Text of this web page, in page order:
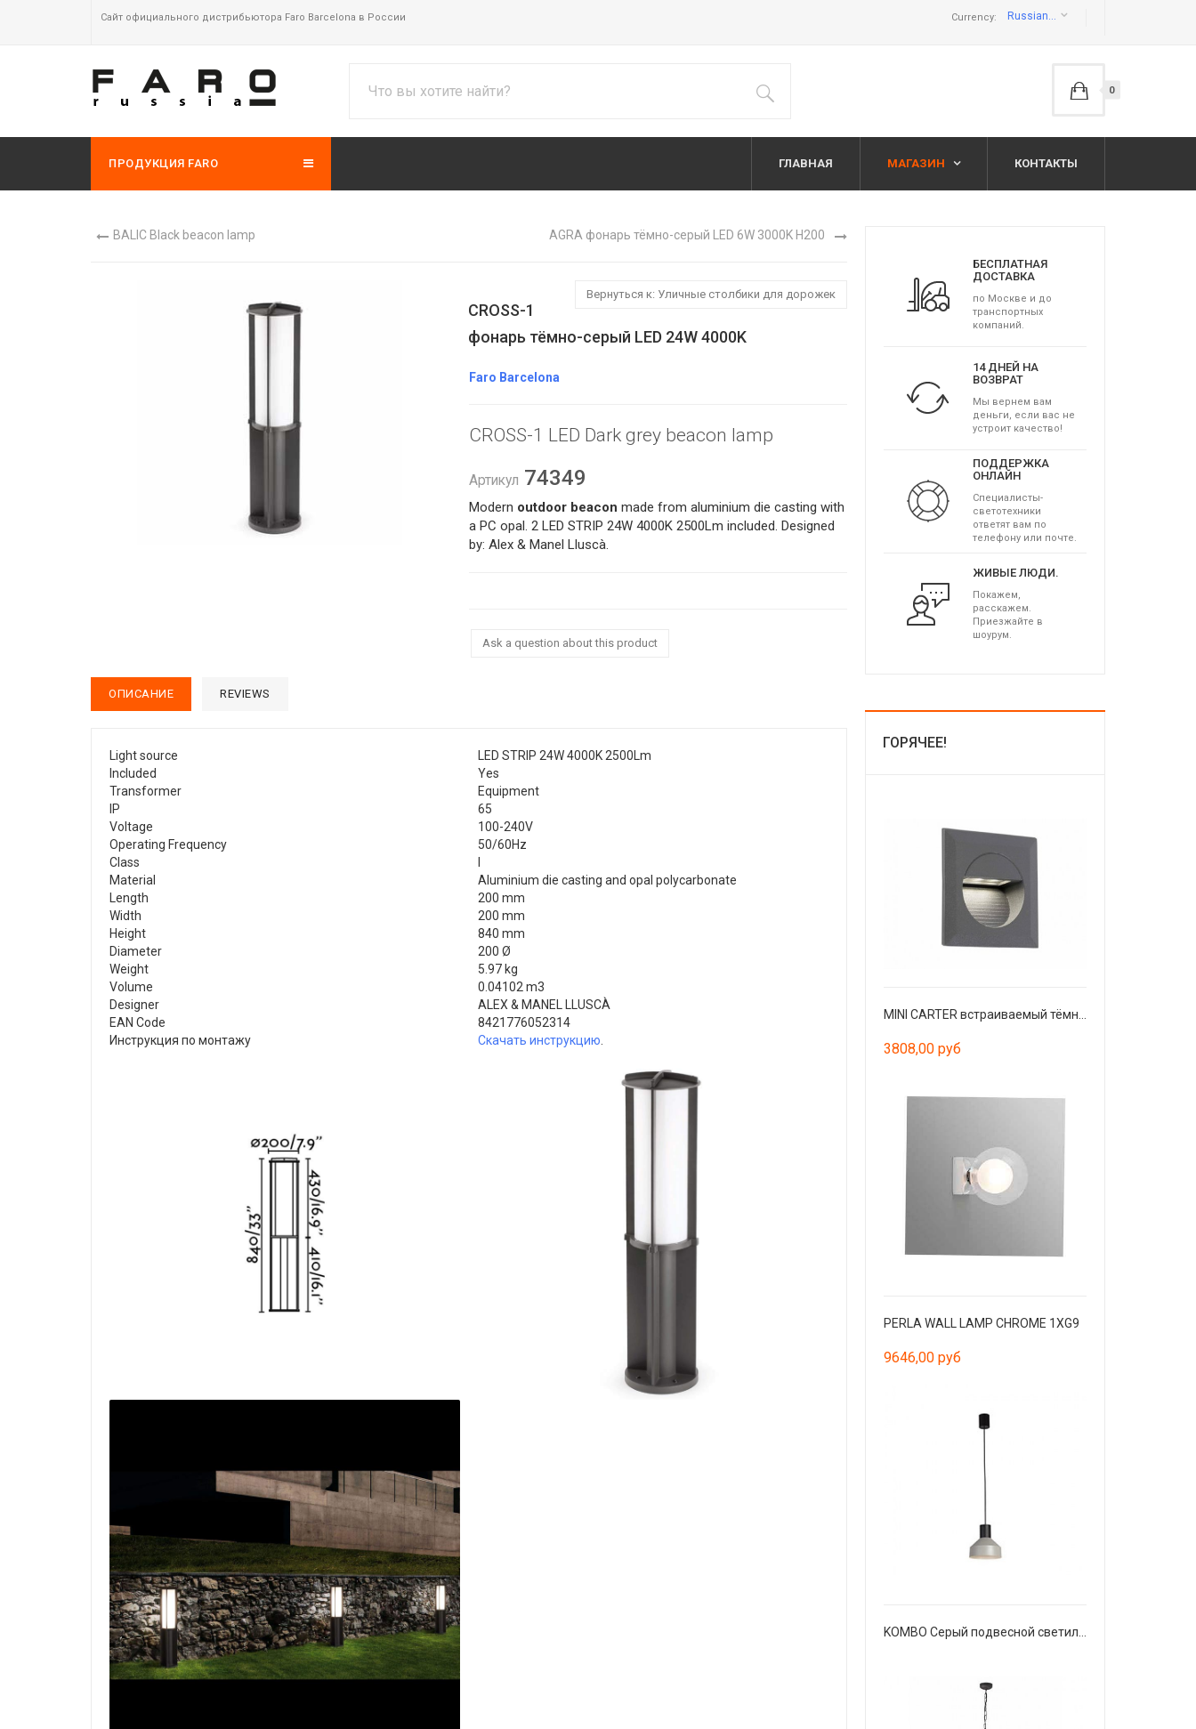
Сайт официального дистрибьютора Faro Barcelona в России Currency: Russian ruble руб
0
ПРОДУКЦИЯ FARO ГЛАВНАЯ МАГАЗИН КОНТАКТЫ
BALIC Black beacon lamp AGRA фонарь тёмно-серый LED 6W 3000K H200
Вернуться к: Уличные столбики для дорожек
CROSS-1
фонарь тёмно-серый LED 24W 4000K
Faro Barcelona
CROSS-1 LED Dark grey beacon lamp
Артикул 74349
Modern outdoor beacon made from aluminium die casting with
a PC opal. 2 LED STRIP 24W 4000K 2500Lm included. Designed
by: Alex & Manel Lluscà.
Ask a question about this product
ОПИСАНИЕ REVIEWS
Light source
LED STRIP 24W 4000K 2500Lm
Included
Yes
Transformer
Equipment
IP
65
Voltage
100-240V
Operating Frequency
50/60Hz
Class
I
Material
Aluminium die casting and opal polycarbonate
Length
200 mm
Width
200 mm
Height
840 mm
Diameter
200 Ø
Weight
5.97 kg
Volume
0.04102 m3
Designer
ALEX & MANEL LLUSCÀ
EAN Code
8421776052314
Инструкция по монтажу
Скачать инструкцию
БЕСПЛАТНАЯ
ДОСТАВКА
по Москве и до
транспортных
компаний.
14 ДНЕЙ НА
ВОЗВРАТ
Мы вернем вам
деньги, если вас не
устроит качество!
ПОДДЕРЖКА
ОНЛАЙН
Специалисты-
светотехники
ответят вам по
телефону или почте.
ЖИВЫЕ ЛЮДИ.
Покажем,
расскажем.
Приезжайте в
шоурум.
ГОРЯЧЕЕ!
3808,00 руб
PERLA WALL LAMP CHROME 1XG9
9646,00 руб